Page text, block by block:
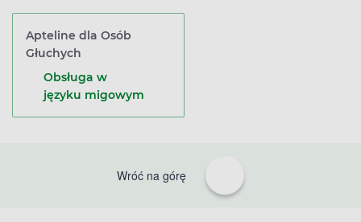
Apteline dla Osób
Głuchych
Obsługa w
języku migowym
Wróć na górę